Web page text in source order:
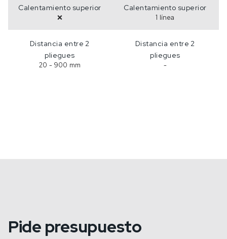
Calentamiento superior
❌
Calentamiento superior
1 línea
Distancia entre 2
pliegues
20 - 900 mm
Distancia entre 2
pliegues
-
Pide presupuesto